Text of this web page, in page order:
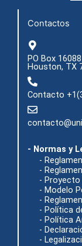
Contactos
PO Box 16088
Houston, TX
Contacto
- Normas y
-
-
-
- Modelo
-
- Política
- Política
-
-